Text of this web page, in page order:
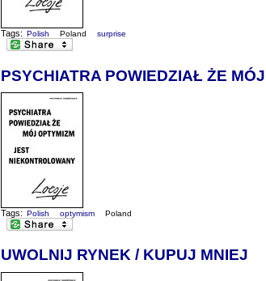
Tags: Polish Poland surprise
PSYCHIATRA POWIEDZIAŁ ŻE
Tags: Polish optymism Poland
UWOLNIJ RYNEK / KUPUJ MNIEJ